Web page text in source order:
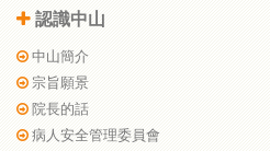
認識中山
中山簡介
宗旨願景
院長的話
病人安全管理委員會